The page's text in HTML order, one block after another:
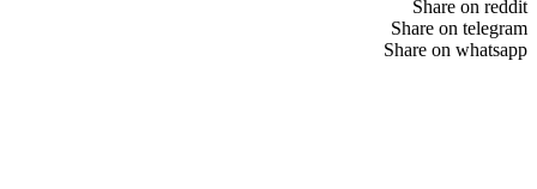
Share on reddit
Share on telegram
Share on whatsapp